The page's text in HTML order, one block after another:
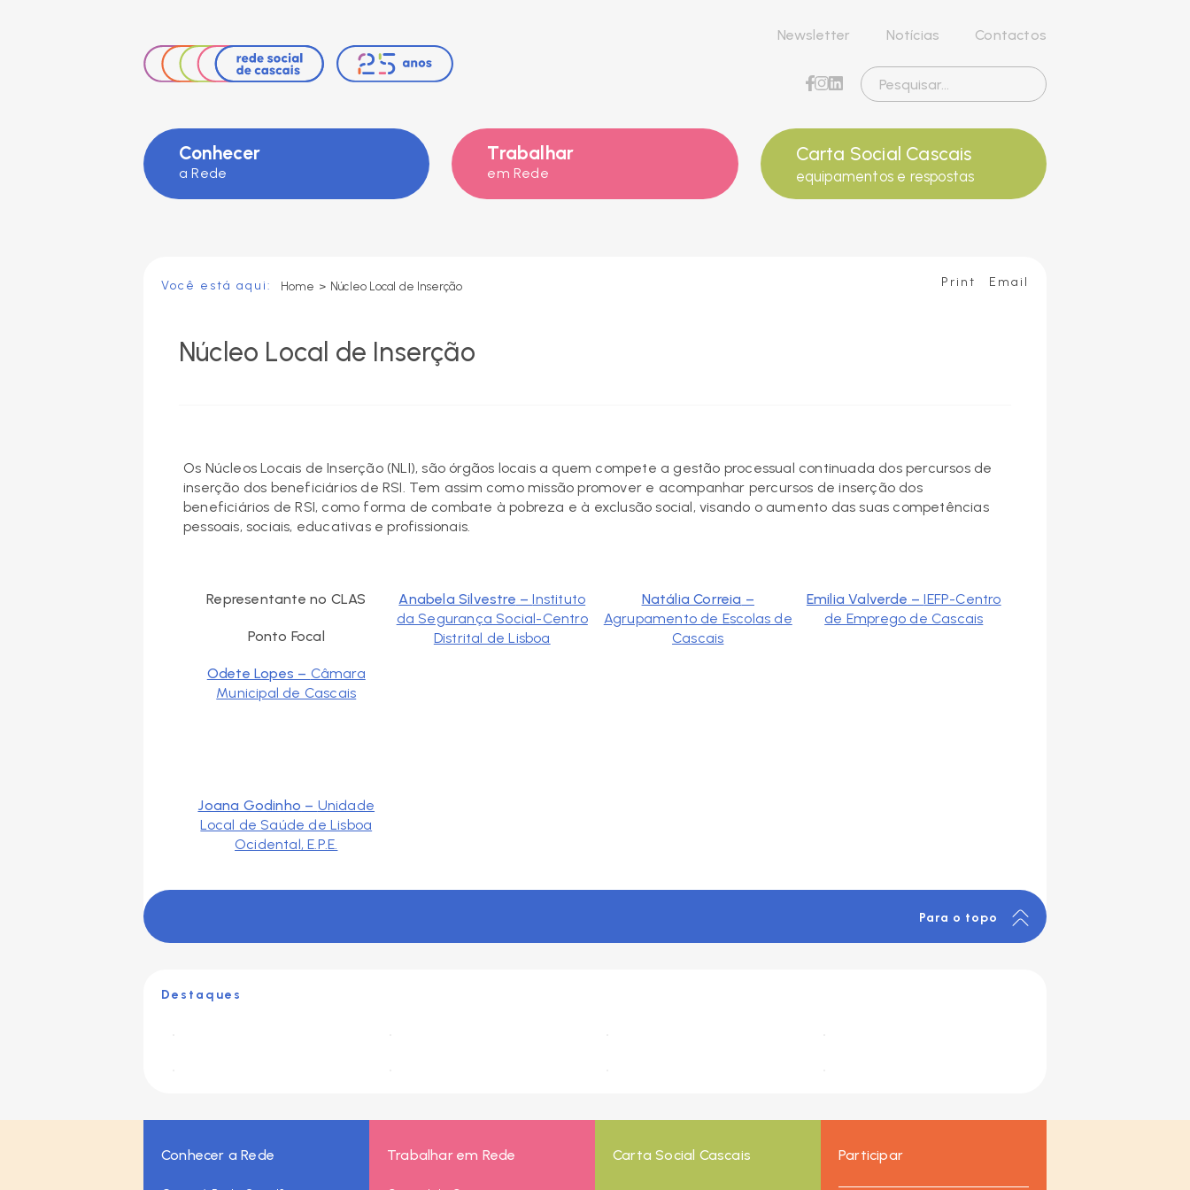
Newsletter Notícias Contactos
Conhecer
a Rede
Trabalhar
em Rede
Carta Social Cascais
equipamentos e respostas
Você está aqui: Home > Núcleo Local de Inserção Print Email
Núcleo Local de Inserção
Os Núcleos Locais de Inserção (NLI), são órgãos locais a quem compete a gestão processual continuada dos percursos de
inserção dos beneficiários de RSI. Tem assim como missão promover e acompanhar percursos de inserção dos
beneficiários de RSI, como forma de combate à pobreza e à exclusão social, visando o aumento das suas competências
pessoais, sociais, educativas e profissionais.
Representante no CLAS
Ponto Focal
Odete Lopes – Câmara
Municipal de Cascais
Anabela Silvestre –Instituto
da Segurança Social-Centro
Distrital de Lisboa
Natália Correia –
Agrupamento de Escolas de
Cascais
Emilia Valverde –IEFP-Centro
de Emprego de Cascais
Joana Godinho – Unidade
Local de Saúde de Lisboa
Ocidental, E.P.E.
Para o topo
Destaques
Conhecer a Rede Trabalhar em Rede Carta Social Cascais Participar